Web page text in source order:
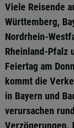
Viele Reisende
Württemberg,
Nordrhein-
Rheinland-Pfalz
Feiertag am
kommt die
in Bayern und
verursachen
Verzögerungen.